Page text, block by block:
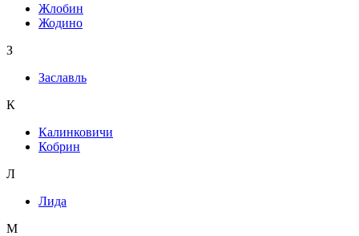
Жлобин
Жодино
З
Заславль
К
Калинковичи
Кобрин
Л
Лида
М